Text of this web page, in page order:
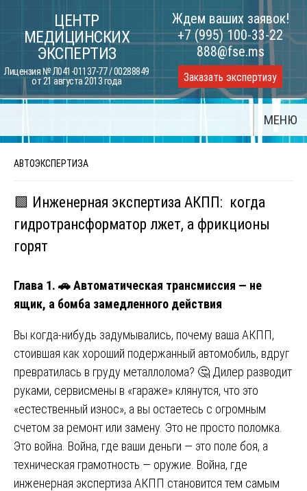
content
ЦЕНТР
МЕДИЦИНСКИХ
ЭКСПЕРТИЗ
Лицензия № Л041-01137-77 / 00288849
от 21 августа 2013 года
Ждем ваших заявок!
+7 (995) 100-33-22
888@fse.ms
Заказать экспертизу
МЕНЮ
АВТОЭКСПЕРТИЗА
🟩 Инженерная экспертиза АКПП: когда
гидротрансформатор лжет, а фрикционы
горят
Глава 1. 🚗Автоматическая трансмиссия — не
ящик, а бомба замедленного действия
Вы когда-нибудь задумывались, почему ваша АКПП,
стоившая как хороший подержанный автомобиль, вдруг
превратилась в груду металлолома? 🤔 Дилер разводит
руками, сервисмены в «гараже» клянутся, что это
«естественный износ», а вы остаетесь с огромным
счетом за ремонт или замену. Это не просто поломка.
Это война. Война, где ваши деньги — это поле боя, а
техническая грамотность — оружие. Война, где
инженерная экспертиза АКПП становится тем самым